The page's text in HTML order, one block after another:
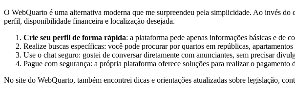
O WebQuarto é uma alternativa moderna que me surpreendeu pela simplicidade. Ao invés
perfil, disponibilidade financeira e localização desejada.
Crie seu perfil de forma rápida: a plataforma pede apenas informações básicas e de
Realize buscas específicas: você pode procurar por quartos em repúblicas,
Use o chat seguro: gostei de conversar diretamente com anunciantes, sem precisar
Pague com segurança: a própria plataforma oferece soluções para realizar o
No site do WebQuarto, também encontrei dicas e orientações atualizadas sobre legislação,